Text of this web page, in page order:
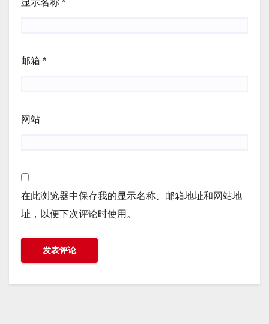
显示名称 *
邮箱 *
网站
在此浏览器中保存我的显示名称、邮箱地址和网站地
址，以便下次评论时使用。